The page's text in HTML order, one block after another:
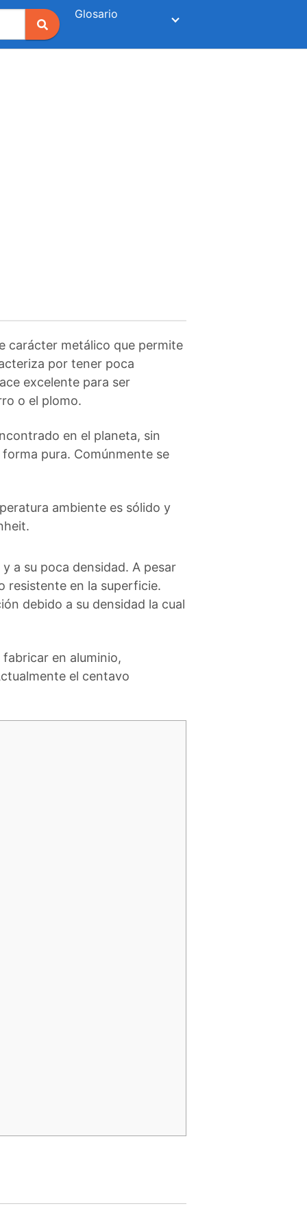
Glosario
carácter metálico que permite
por tener poca
excelente para ser
o el plomo.
en el planeta, sin
pura. Comúnmente se
ambiente es sólido y
a su poca densidad. A pesar
resistente en la superficie.
debido a su densidad la cual
en aluminio,
el centavo